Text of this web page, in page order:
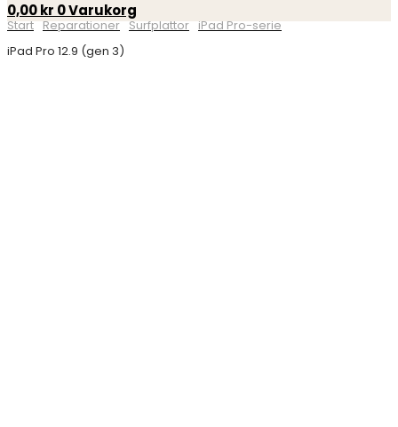
0,00kr 0Varukorg
Start Surfplattor iPad Pro-serie
iPad Pro 12.9 (gen 3)